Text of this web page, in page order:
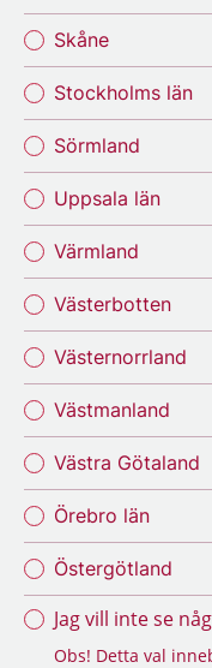
Skåne
Stockholms län
Sörmland
Uppsala län
Värmland
Västerbotten
Västernorrland
Västmanland
Västra Götaland
Örebro län
Östergötland
Jag vill inte se
Obs! Detta val